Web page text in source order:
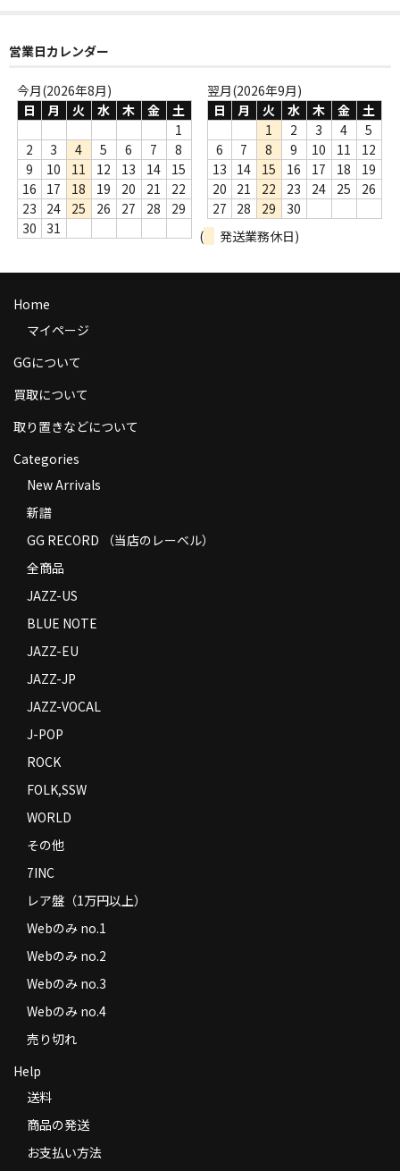
返品
コンディション
Privacy Policy
特定商取引法に基づく表示
Contact
営業日カレンダー
今月(2026年8月)
日
月 火 水 木 金
土
1
2
3 4 5 6 7
8
9
10 11 12 13 14
15
16
17 18 19 20 21
22
23
24 25 26 27 28
29
30
31
翌月(2026年9月)
日
月 火 水 木 金
土
1
2 3 4
5
6
7 8 9 10 11
12
13
14 15 16 17 18
19
20
21 22 23 24 25
26
27
28 29
30
(
発送業務休日)
Home
マイページ
GGについて
買取について
取り置きなどについて
Categories
New Arrivals
新譜
GG RECORD （当店のレーベル）
全商品
JAZZ-US
BLUE NOTE
JAZZ-EU
JAZZ-JP
JAZZ-VOCAL
J-POP
ROCK
FOLK,SSW
WORLD
その他
7INC
レア盤（1万円以上）
Webのみ no.1
Webのみ no.2
Webのみ no.3
Webのみ no.4
売り切れ
Help
送料
商品の発送
お支払い方法